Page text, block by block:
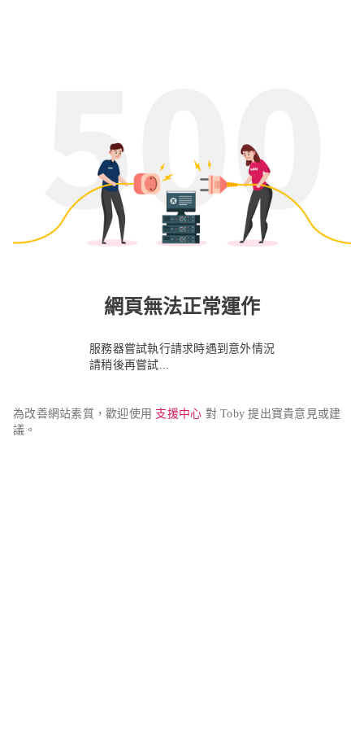
網頁無法正常運作
服務器嘗試執行請求時遇到意外情況
請稍後再嘗試...
為改善網站素質，歡迎使用 支援中心 對 Toby 提出寶貴意見或建
議。